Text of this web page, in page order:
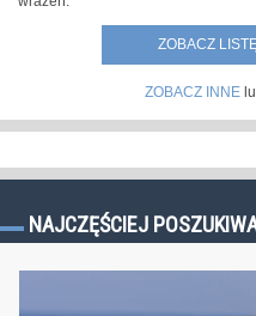
ZOBACZ
ZOBACZ INNE
NAJCZĘŚCIEJ